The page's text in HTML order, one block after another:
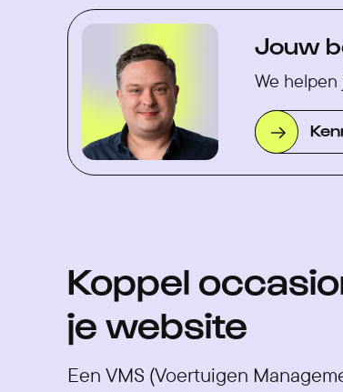
Jouw
We
Koppel
je website
Een VMS (Voertuigen